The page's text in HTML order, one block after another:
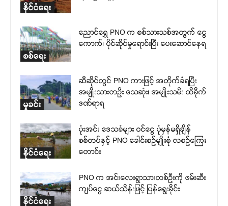
နိုင်ငံရေး
စစ်ရေး
ညောင်ရွှေ PNO က စစ်သားသစ်အတွက် ငွေ
ကောက်၊ ပိုင်ဆိုင်မှုရောင်းပြီး ပေးဆောင်နေရ
မှုခင်း
ဆီဆိုင်တွင် PNO ကားဖြင့် အတိုက်ခံရပြီး
အမျိုးသားတဉီး သေဆုံး၊ အမျိုးသမီး ထိခိုက်
ဒဏ်ရာရ
နိုင်ငံရေး
ပုံးအင်း ဒေသခံများ ဝင်ငွေ ပုံမှန်မရှိချိန်
စစ်တပ်နှင့် PNO ခေါင်းစဉ်မျိုးစုံ လစဉ်ကြေး
တောင်း
နိုင်ငံရေး
PNO က အင်းလေးရွာသားတစ်ဦးကို ဖမ်းဆီး
ကျပ်ငွေ ဆယ်သိန်းဖြင့် ပြန်ရွေးခိုင်း